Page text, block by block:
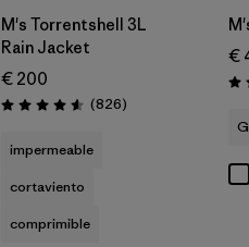
M's Torrentshell 3L
Rain Jacket
€ 200
Puntuación: 4.6 / 5
(826Reseñas
)
impermeable
cortaviento
comprimible
€